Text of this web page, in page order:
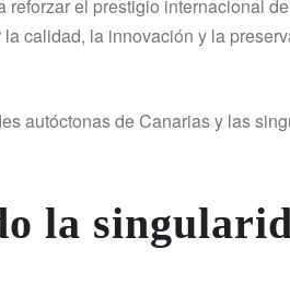
el prestigio internacional
calidad, la innovación y la
autóctonas de Canarias y las
la